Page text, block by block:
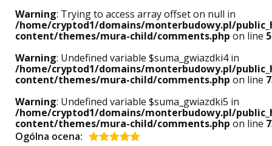
Warning: Trying to access array offset on null in
/home/cryptod1/domains/monterbudowy.pl/
content/themes/mura-child/comments.php on line
Warning: Undefined variable $suma_gwiazdki4 in
/home/cryptod1/domains/monterbudowy.pl/
content/themes/mura-child/comments.php on line
Warning: Undefined variable $suma_gwiazdki5 in
/home/cryptod1/domains/monterbudowy.pl/
content/themes/mura-child/comments.php on line
Ogólna ocena: